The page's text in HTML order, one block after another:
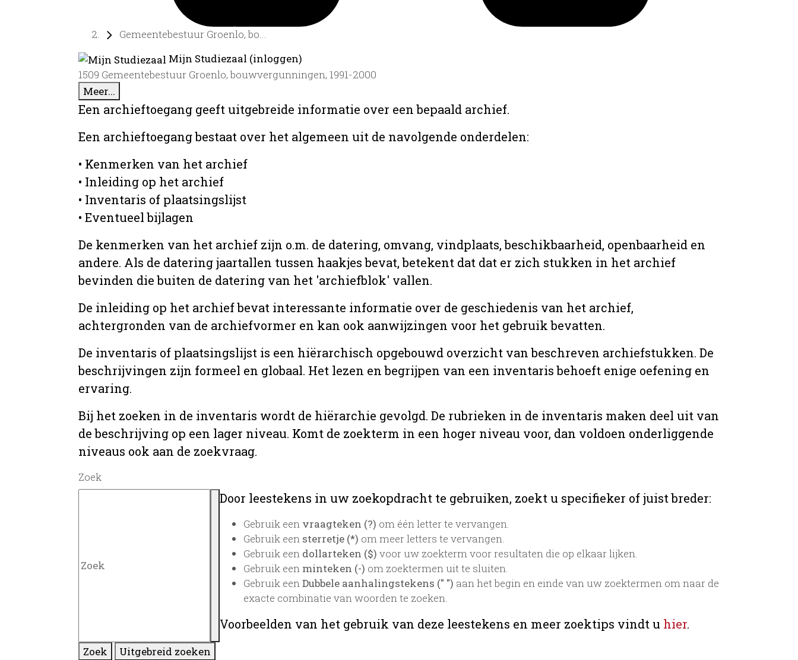
Gemeentebestuur Groenlo, bo...
Mijn Studiezaal (inloggen)
1509 Gemeentebestuur Groenlo, bouwvergunningen, 1991-2000
Meer...
Een archieftoegang geeft uitgebreide informatie over een bepaald archief.
Een archieftoegang bestaat over het algemeen uit de navolgende onderdelen:
• Kenmerken van het archief
• Inleiding op het archief
• Inventaris of plaatsingslijst
• Eventueel bijlagen
De kenmerken van het archief zijn o.m. de datering, omvang, vindplaats, beschikbaarheid, openbaarheid en
andere. Als de datering jaartallen tussen haakjes bevat, betekent dat dat er zich stukken in het archief
bevinden die buiten de datering van het 'archiefblok' vallen.
De inleiding op het archief bevat interessante informatie over de geschiedenis van het archief,
achtergronden van de archiefvormer en kan ook aanwijzingen voor het gebruik bevatten.
De inventaris of plaatsingslijst is een hiërarchisch opgebouwd overzicht van beschreven archiefstukken. De
beschrijvingen zijn formeel en globaal. Het lezen en begrijpen van een inventaris behoeft enige oefening en
ervaring.
Bij het zoeken in de inventaris wordt de hiërarchie gevolgd. De rubrieken in de inventaris maken deel uit van
de beschrijving op een lager niveau. Komt de zoekterm in een hoger niveau voor, dan voldoen onderliggende
niveaus ook aan de zoekvraag.
Zoek
Door leestekens in uw zoekopdracht te gebruiken, zoekt u specifieker of juist breder:
Gebruik een vraagteken (?) om één letter te vervangen.
Gebruik een sterretje (*) om meer letters te vervangen.
Gebruik een dollarteken ($) voor uw zoekterm voor resultaten die op elkaar lijken.
Gebruik een minteken (-) om zoektermen uit te sluiten.
Gebruik eenDubbele aanhalingstekens (" ") aan het begin en einde van uw zoektermen om naar de
exacte combinatie van woorden te zoeken.
Voorbeelden van het gebruik van deze leestekens en meer zoektips vindt u hier.
Zoek
Uitgebreid zoeken